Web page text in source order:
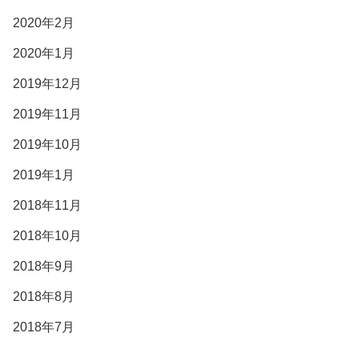
2020年2月
2020年1月
2019年12月
2019年11月
2019年10月
2019年1月
2018年11月
2018年10月
2018年9月
2018年8月
2018年7月